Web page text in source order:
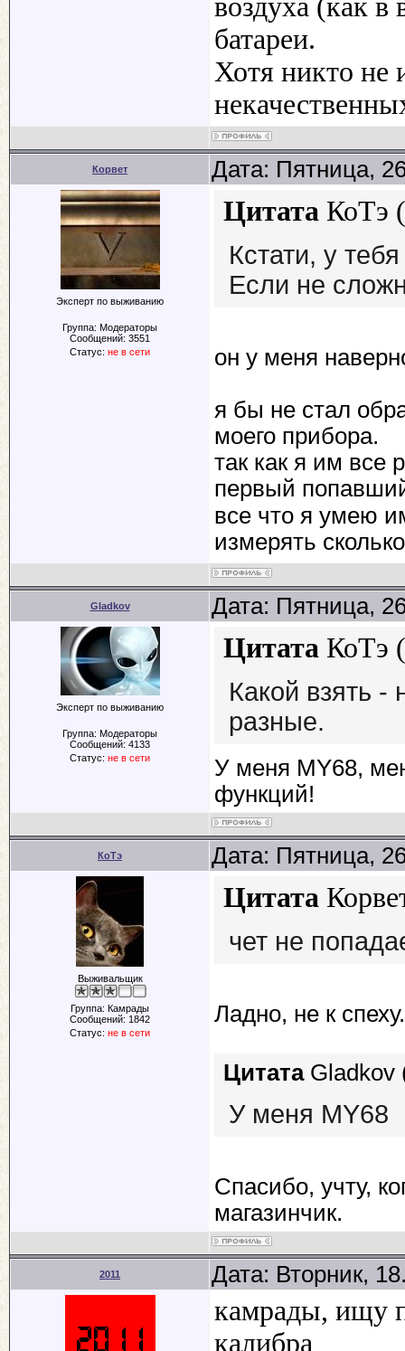
воздуха (как
батареи.
Хотя никто не
Корвет Дата: Пятница,
Эксперт по выживанию
Группа: Модераторы
Сообщений: 3551
Статус: не в сети
Цитата КоТэ (
Кстати, у
Если не
он у меня
я бы не стал
моего прибора.
так как я им все
первый
все что я умею
измерять
Gladkov Дата: Пятница,
Эксперт по выживанию
Группа: Модераторы
Сообщений: 4133
Статус: не в сети
Цитата КоТэ (
Какой взять -
разные.
У меня MY68,
функций!
КоТэ Дата: Пятница,
Выживальщик
Группа: Камрады
Сообщений: 1842
Статус: не в сети
Цитата
чет не
Ладно, не к спеху.
Цитата Gladkov
У меня MY68
Спасибо, учту,
магазинчик.
2011 Дата: Вторник,
камрады, ищу
калибра